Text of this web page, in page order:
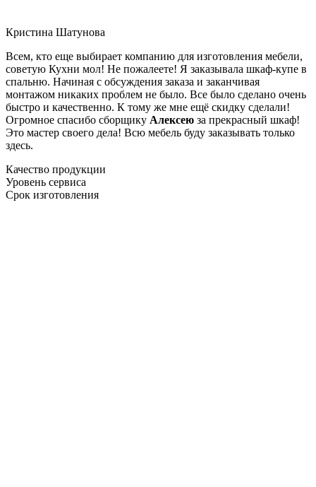
Кристина Шатунова
Всем, кто еще выбирает компанию для изготовления мебели,
советую Кухни мол! Не пожалеете! Я заказывала шкаф-купе в
спальню. Начиная с обсуждения заказа и заканчивая
монтажом никаких проблем не было. Все было сделано очень
быстро и качественно. К тому же мне ещё скидку сделали!
Огромное спасибо сборщику Алексею за прекрасный шкаф!
Это мастер своего дела! Всю мебель буду заказывать только
здесь.
Качество продукции
Уровень сервиса
Срок изготовления